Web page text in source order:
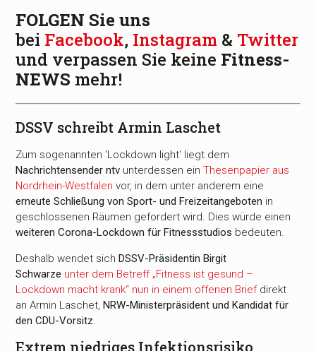
FOLGEN Sie uns
bei Facebook, Instagram & Twitter
und verpassen Sie keine Fitness-
NEWS mehr!
DSSV schreibt Armin Laschet
Zum sogenannten 'Lockdown light' liegt dem
Nachrichtensender ntv unterdessen einThesenpapier aus
Nordrhein-Westfalen vor, in dem unter anderem eine
erneute Schließung von Sport- und Freizeitangeboten in
geschlossenen Räumen gefordert wird. Dies würde einen
weiteren Corona-Lockdown für Fitnessstudios bedeuten.
Deshalb wendet sichDSSV-Präsidentin Birgit
Schwarze unter dem Betreff „Fitness ist gesund –
Lockdown macht krank“ nun in einem offenen Briefdirekt
an Armin Laschet,NRW-Ministerpräsident und Kandidat für
den CDU-Vorsitz
Extrem niedriges Infektionsrisiko